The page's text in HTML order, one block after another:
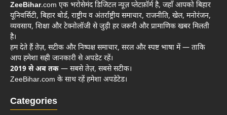
ZeeBihar.com एक भरोसेमंद डिजिटल न्यूज़ प्लेटफ़ॉर्म है, जहाँ आपको बिहार
यूनिवर्सिटी, बिहार बोर्ड, राष्ट्रीय व अंतर्राष्ट्रीय समाचार, राजनीति, खेल, मनोरंजन,
व्यवसाय, शिक्षा और टेक्नोलॉजी से जुड़ी हर जरूरी और प्रामाणिक खबर मिलती
है।
हम देते हैं तेज़, सटीक और निष्पक्ष समाचार, सरल और स्पष्ट भाषा में — ताकि
आप हमेशा सही जानकारी से अपडेट रहें।
2019 से अब तक — सबसे तेज़, सबसे सटीक।
ZeeBihar.com के साथ रहें हमेशा अपडेटेड।
Categories